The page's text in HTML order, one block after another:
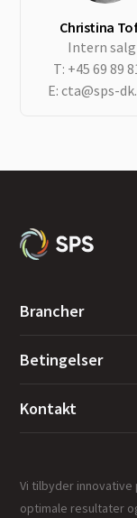
Christina
Intern salg
T: +45 69 89
E: cta@sps-
Brancher
Betingelser
Kontakt
Vi tilbyder
optimale resultater